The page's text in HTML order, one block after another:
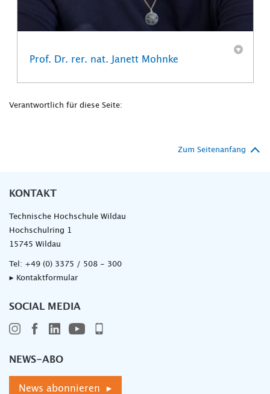
Prof. Dr. rer. nat. Janett Mohnke
Verantwortlich für diese Seite:
Zum Seitenanfang
KONTAKT
Technische Hochschule Wildau
Hochschulring 1
15745 Wildau
Tel: +49 (0) 3375 / 508 - 300
▸ Kontaktformular
SOCIAL MEDIA
NEWS-ABO
News abonnieren ▸